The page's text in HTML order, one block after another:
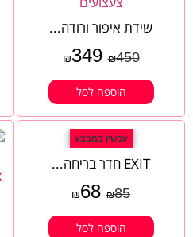
שידת איפור ורודה...
₪450
₪349
הוספה לסל
עכשיו במבצע
EXIT חדר בריחה...
₪85
₪68
הוספה לסל